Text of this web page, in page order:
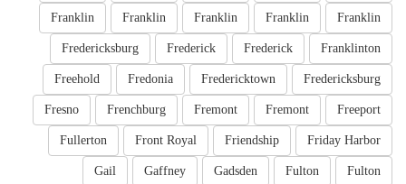
Franklin
Franklin
Franklin
Franklin
Franklin
Franklinton
Frederick
Frederick
Fredericksburg
Fredericksburg
Fredericktown
Fredonia
Freehold
Freeport
Fremont
Fremont
Frenchburg
Fresno
Friday Harbor
Friendship
Front Royal
Fullerton
Fulton
Fulton
Gadsden
Gaffney
Gail